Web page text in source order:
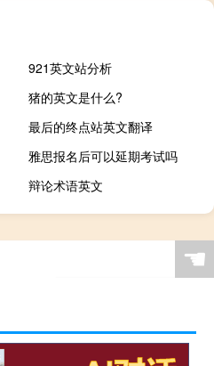
921英文站分析
猪的英文是什么?
最后的终点站英文翻译
雅思报名后可以延期考试吗
辩论术语英文
☚